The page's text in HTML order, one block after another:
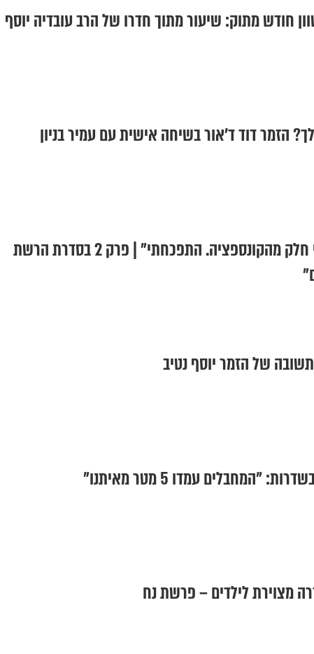
חודש מתוק: שיעור מתוך חדרו של הרב עובדיה יוסף
הזמר דוד ד'אור בשיחה אישית עם עמיר בניון
צבי יחזקאלי: "הייתי חלק מהקונספציה. התפכחתי" | פרק 2 בסדרת הרשת
של הזמר יוסף נטיב
עמדו 5 מטר מאיתנו"
מצוירת לילדים – פרשת נח